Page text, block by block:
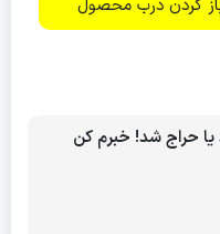
حراج شد! خبرم کن